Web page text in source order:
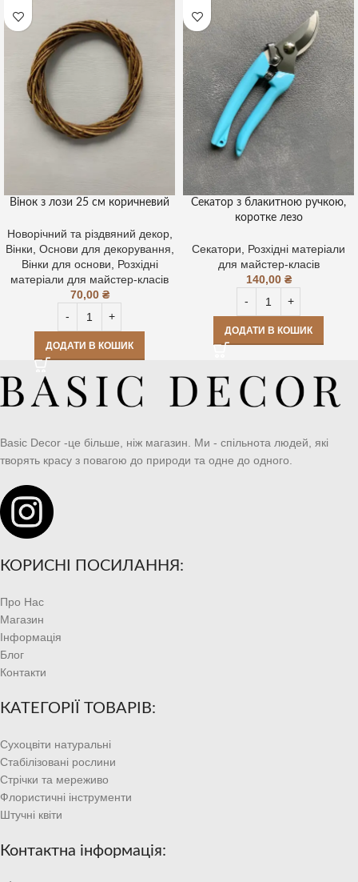
Вінок з лози 25 см коричневий
Новорічний та різдвяний декор,
Вінки Основи для декорування
Вінки для основи
Розхідні
матеріали для майстер-класів
70,00 ₴
ДОДАТИ В КОШИК
Секатор з блакитною ручкою,
коротке лезо
Секатори
Розхідні матеріали
для майстер-класів
140,00 ₴
ДОДАТИ В КОШИК
Basic Decor -це більше, ніж магазин. Ми - спільнота людей, які
творять красу з повагою до природи та одне до одного.
КОРИСНІ ПОСИЛАННЯ:
Про Нас
Магазин
Інформація
Блог
Контакти
КАТЕГОРІЇ ТОВАРІВ:
Сухоцвіти натуральні
Стабілізовані рослини
Стрічки та мереживо
Флористичні інструменти
Штучні квіти
Контактна інформація: